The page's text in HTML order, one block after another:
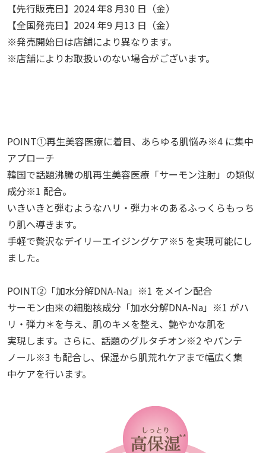
【先行販売日】2024 年8 月30 日（金）
【全国発売日】2024 年9 月13 日（金）
※発売開始日は店舗により異なります。
※店舗によりお取扱いのない場合がございます。
POINT①再生美容医療に着目、あらゆる肌悩み※4 に集中
アプローチ
韓国で話題沸騰の肌再生美容医療「サーモン注射」の類似
成分※1 配合。
いきいきと弾むようなハリ・弾力＊のあるふっくらもっち
り肌へ導きます。
手軽で贅沢なデイリーエイジングケア※5 を実現可能にし
ました。
POINT②「加水分解DNA-Na」※1 をメイン配合
サーモン由来の細胞核成分「加水分解DNA-Na」※1 がハ
リ・弾力＊を与え、肌のキメを整え、艶やかな肌を
実現します。さらに、話題のグルタチオン※2 やパンテ
ノール※3 も配合し、保湿から肌荒れケアまで幅広く集
中ケアを行います。